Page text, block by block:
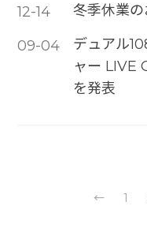
12-14 冬季休業
09-04
デュアル
ャー LIVE
を発表
← 1